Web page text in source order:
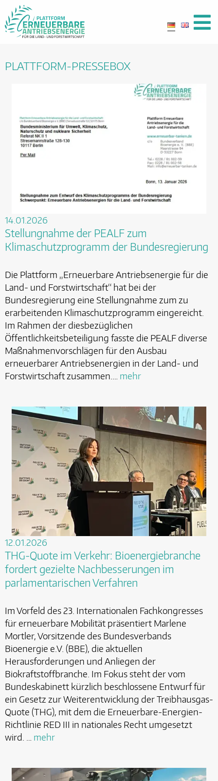
PLATTFORM-PRESSEBOX
14.01.2026
Stellungnahme der PEALF zum
Klimaschutzprogramm der Bundesregierung
Die Plattform „Erneuerbare Antriebsenergie für die
Land- und Forstwirtschaft“ hat bei der
Bundesregierung eine Stellungnahme zum zu
erarbeitenden Klimaschutzprogramm eingereicht.
Im Rahmen der diesbezüglichen
Öffentlichkeitsbeteiligung fasste die PEALF diverse
Maßnahmenvorschlägen für den Ausbau
erneuerbarer Antriebsenergien in der Land- und
Forstwirtschaft zusammen.… mehr
12.01.2026
THG-Quote im Verkehr: Bioenergiebranche
fordert gezielte Nachbesserungen im
parlamentarischen Verfahren
Im Vorfeld des 23. Internationalen Fachkongresses
für erneuerbare Mobilität präsentiert Marlene
Mortler, Vorsitzende des Bundesverbands
Bioenergie e.V. (BBE), die aktuellen
Herausforderungen und Anliegen der
Biokraftstoffbranche. Im Fokus steht der vom
Bundeskabinett kürzlich beschlossene Entwurf für
ein Gesetz zur Weiterentwicklung der Treibhausgas-
Quote (THG), mit dem die Erneuerbare-Energien-
Richtlinie RED III in nationales Recht umgesetzt
wird. … mehr